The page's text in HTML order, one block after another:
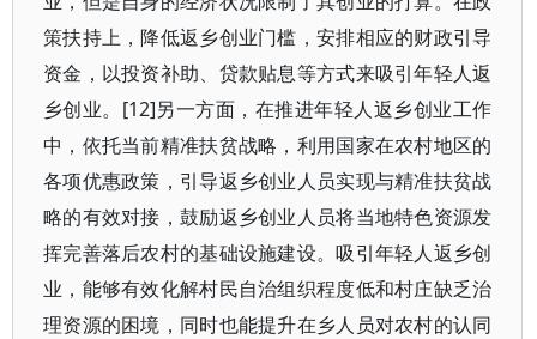
策扶持上，降低返乡创业门槛，安排相应的财政引导
资金，以投资补助、贷款贴息等方式来吸引年轻人返
乡创业。[12]另一方面，在推进年轻人返乡创业工作
中，依托当前精准扶贫战略，利用国家在农村地区的
各项优惠政策，引导返乡创业人员实现与精准扶贫战
略的有效对接，鼓励返乡创业人员将当地特色资源发
挥完善落后农村的基础设施建设。吸引年轻人返乡创
业，能够有效化解村民自治组织程度低和村庄缺乏治
理资源的困境，同时也能提升在乡人员对农村的认同